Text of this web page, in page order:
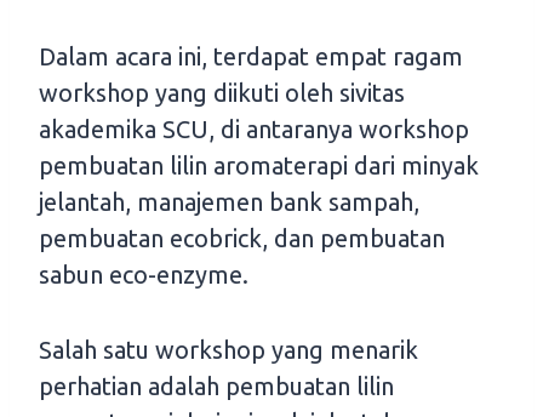
Dalam acara ini, terdapat empat ragam
workshop yang diikuti oleh sivitas
akademika SCU, di antaranya workshop
pembuatan lilin aromaterapi dari minyak
jelantah, manajemen bank sampah,
pembuatan ecobrick, dan pembuatan
sabun eco-enzyme.
Salah satu workshop yang menarik
perhatian adalah pembuatan lilin